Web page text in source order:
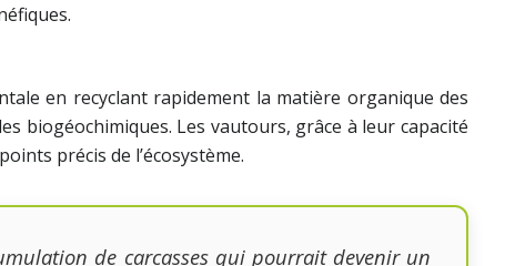
en recyclant rapidement la matière organique des
biogéochimiques. Les vautours, grâce à leur capacité
précis de l’écosystème.
de carcasses qui pourrait devenir un